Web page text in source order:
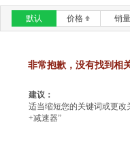
默认 价格 销量
非常抱歉，没有找到相
建议：
适当缩短您的关键词或更改
+减速器”